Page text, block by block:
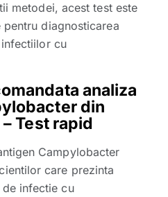
metodei, acest test este
diagnosticarea
cu
analiza
din
Test rapid
Campylobacter
care prezinta
infectie cu